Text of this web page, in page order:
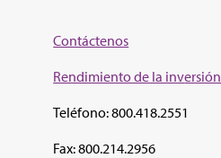
Contáctenos
Rendimiento de la inversión
Teléfono: 800.418.2551
Fax: 800.214.2956